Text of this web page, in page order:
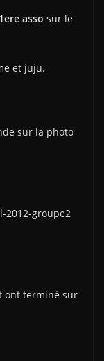
1ere asso sur le
et juju.
sur la photo
ont terminé sur